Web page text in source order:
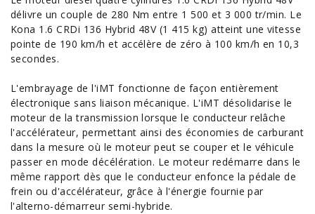
délivre un couple de 280 Nm entre 1500 et 3 000 tr/min. Le
Kona 1.6 CRDi 136 Hybrid 48V (1 415 kg) atteint une vitesse
pointe de 190 km/h et accélère de zéro à 100 km/h en 10,3
secondes.
L'embrayage de l'iMT fonctionne de façon entièrement
électronique sans liaison mécanique. L'iMT désolidarise le
moteur de la transmission lorsque le conducteur relâche
l'accélérateur, permettant ainsi des économies de carburant
dans la mesure où le moteur peut se couper et le véhicule
passer en mode décélération. Le moteur redémarre dans le
même rapport dès que le conducteur enfonce la pédale de
frein ou d'accélérateur, grâce à l'énergie fournie par
l'alterno-démarreur semi-hybride.